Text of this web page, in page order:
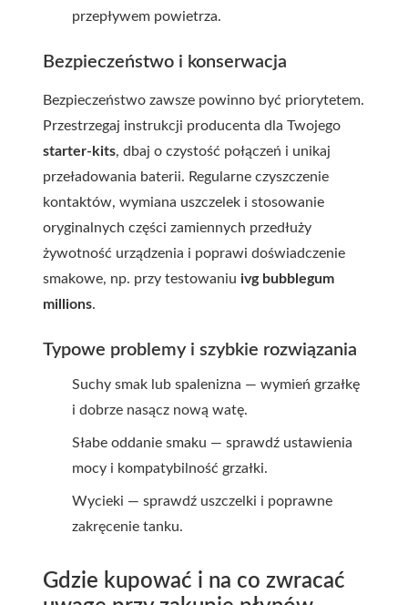
przepływem powietrza.
Bezpieczeństwo i konserwacja
Bezpieczeństwo zawsze powinno być priorytetem.
Przestrzegaj instrukcji producenta dla Twojego
starter-kits, dbaj o czystość połączeń i unikaj
przeładowania baterii. Regularne czyszczenie
kontaktów, wymiana uszczelek i stosowanie
oryginalnych części zamiennych przedłuży
żywotność urządzenia i poprawi doświadczenie
smakowe, np. przy testowaniu ivg bubblegum
millions.
Typowe problemy i szybkie rozwiązania
Suchy smak lub spalenizna — wymień grzałkę
i dobrze nasącz nową watę.
Słabe oddanie smaku — sprawdź ustawienia
mocy i kompatybilność grzałki.
Wycieki — sprawdź uszczelki i poprawne
zakręcenie tanku.
Gdzie kupować i na co zwracać